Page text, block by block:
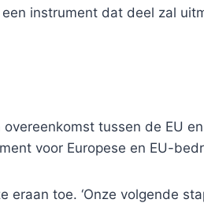
instrument dat deel zal
tussen de EU
voor Europese en EU-
eraan toe. ‘Onze volgende